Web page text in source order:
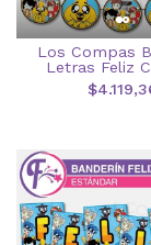
Los Compas
Letras Feliz